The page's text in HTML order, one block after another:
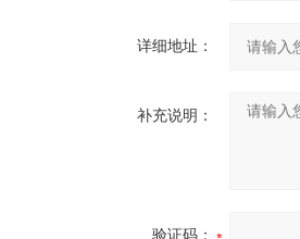
详细地址：
补充说明：
验证码：